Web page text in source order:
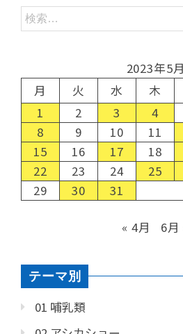
2023年5月
月
火 水 木
1
2 3 4
8
9 10 11
15
16 17 18
22
23 24 25
29
30 31
« 4月 6月
テーマ別
01 哺乳類